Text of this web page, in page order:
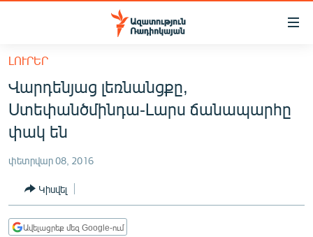
Մատչելիության
հիմնական
բովանդակությանը
Անցնել
հիմնական
մենյուին
ՀԱՅԱՍՏԱՆ
ՔԱՂԱՔԱԿԱՆ
ՀԱՍԱՐԱԿՈՒԹՅՈՒՆ
ՏՆՏԵՍՈՒԹՅՈՒՆ
ԼՈՒՐԵՐ
Վարդենյաց լեռնանցքը,
Ստեփանծմինդա-Լարս ճանապարհը
փակ են
փետրվար 08, 2016
Կիսվել
Ավելացրեք մեզ Google-ում